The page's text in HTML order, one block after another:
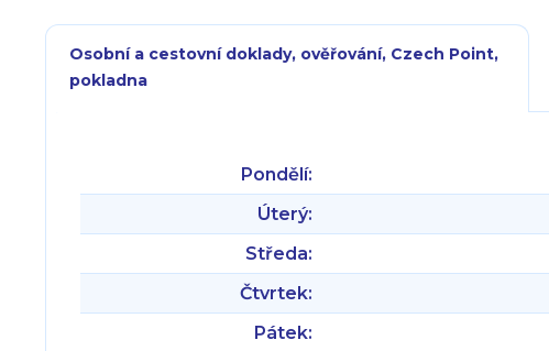
Osobní a cestovní doklady, ověřování, Czech Point,
pokladna
Pondělí:
Úterý:
Středa:
Čtvrtek:
Pátek: